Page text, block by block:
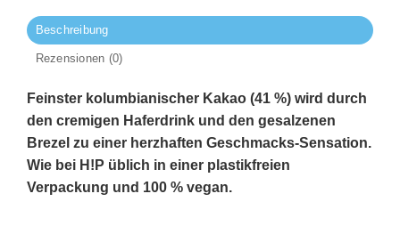
Beschreibung
Rezensionen (0)
Feinster kolumbianischer Kakao (41 %) wird durch
den cremigen Haferdrink und den gesalzenen
Brezel zu einer herzhaften Geschmacks-Sensation.
Wie bei H!P üblich in einer plastikfreien
Verpackung und 100 % vegan.